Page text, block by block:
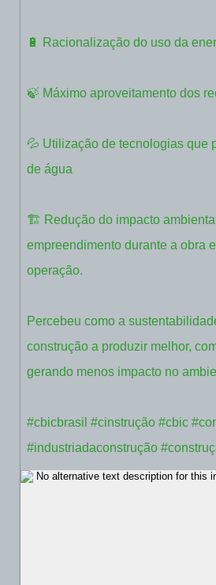
🔋 Racionalização do uso da
🍃 Máximo aproveitamento dos
💦 Utilização de tecnologias que
de água
🏗️ Redução do impacto
empreendimento durante a obra
operação.
Percebeu como a
construção a produzir melhor,
gerando menos impacto no
#cbicbrasil #cinstrução #cbic
#industriadaconstrução